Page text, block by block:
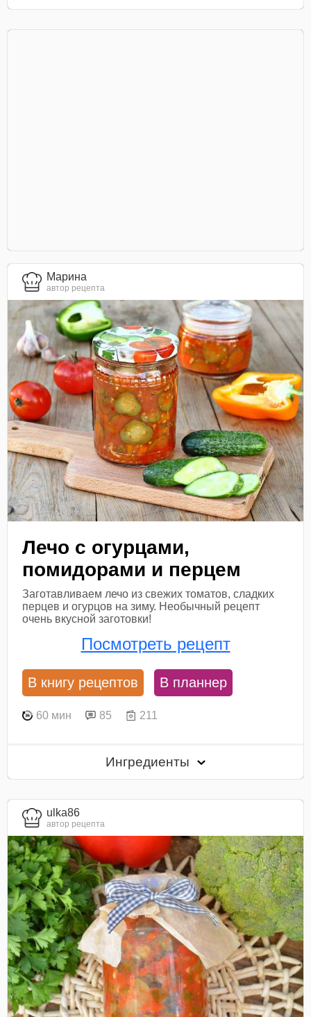
Марина
автор рецепта
Лечо с огурцами,
помидорами и перцем
Заготавливаем лечо из свежих томатов, сладких
перцев и огурцов на зиму. Необычный рецепт
очень вкусной заготовки!
Посмотреть рецепт
В книгу рецептов В планнер
60 мин 85 211
Ингредиенты
ulka86
автор рецепта